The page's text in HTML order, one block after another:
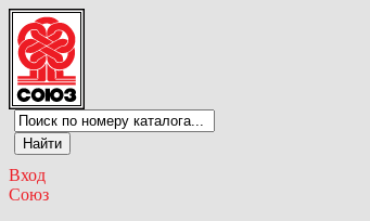
Вход
Союз